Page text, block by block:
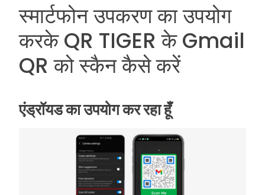
स्मार्टफोन उपकरण का उपयोग
करके QR TIGER के Gmail
QR को स्कैन कैसे करें
एंड्रॉयड का उपयोग कर रहा हूँ